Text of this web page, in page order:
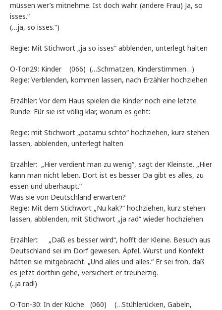
müssen wer’s mitnehme. Ist doch wahr. (andere Frau) Ja, so
isses.“
(…ja, so isses.“)
Regie: Mit Stichwort „ja so isses“ abblenden, unterlegt halten
O-Ton29: Kinder (066) (…Schmatzen, Kinderstimmen…)
Regie: Verblenden, kommen lassen, nach Erzähler hochziehen
Erzähler: Vor dem Haus spielen die Kinder noch eine letzte
Runde. Für sie ist völlig klar, worum es geht:
Regie: mit Stichwort „potamu schto“ hochziehen, kurz stehen
lassen, abblenden, unterlegt halten
Erzähler: „Hier verdient man zu wenig“, sagt der Kleinste. „Hier
kann man nicht leben. Dort ist es besser. Da gibt es alles, zu
essen und überhaupt.“
Was sie von Deutschland erwarten?
Regie: Mit dem Stichwort „Nu kak?“ hochziehen, kurz stehen
lassen, abblenden, mit Stichwort „ja rad“ wieder hochziehen
Erzähler:: „Daß es besser wird“, hofft der Kleine. Besuch aus
Deutschland sei im Dorf gewesen. Äpfel, Wurst und Konfekt
hätten sie mitgebracht. „Und alles und alles.“ Er sei froh, daß
es jetzt dorthin gehe, versichert er treuherzig.
(..ja rad!)
O-Ton-30: In der Küche (060) (…Stühlerücken, Gabeln,